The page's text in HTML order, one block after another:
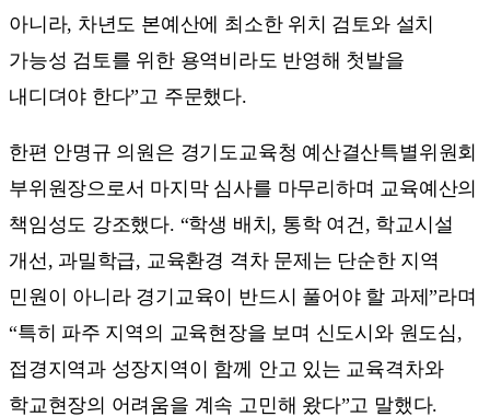
아니라, 차년도 본예산에 최소한 위치 검토와 설치
가능성 검토를 위한 용역비라도 반영해 첫발을
내디뎌야 한다”고 주문했다.
한편 안명규 의원은 경기도교육청 예산결산특별위원회
부위원장으로서 마지막 심사를 마무리하며 교육예산의
책임성도 강조했다. “학생 배치, 통학 여건, 학교시설
개선, 과밀학급, 교육환경 격차 문제는 단순한 지역
민원이 아니라 경기교육이 반드시 풀어야 할 과제”라며
“특히 파주 지역의 교육현장을 보며 신도시와 원도심,
접경지역과 성장지역이 함께 안고 있는 교육격차와
학교현장의 어려움을 계속 고민해 왔다”고 말했다.